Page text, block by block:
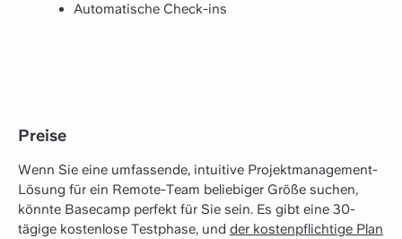
Automatische Check-ins
Preise
Wenn Sie eine umfassende, intuitive Projektmanagement-
Lösung für ein Remote-Team beliebiger Größe suchen,
könnte Basecamp perfekt für Sie sein. Es gibt eine 30-
tägige kostenlose Testphase, und der kostenpflichtige Plan